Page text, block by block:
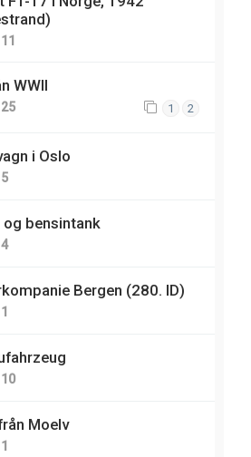
11
WWII
25 1 2
i Oslo
5
og bensintank
4
Bergen (280. ID)
1
10
Moelv
1